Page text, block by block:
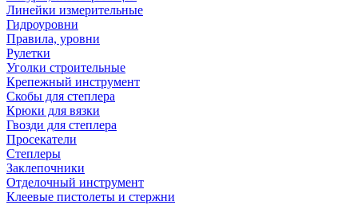
Линейки измерительные
Гидроуровни
Правила, уровни
Рулетки
Уголки строительные
Крепежный инструмент
Скобы для степлера
Крюки для вязки
Гвозди для степлера
Просекатели
Степлеры
Заклепочники
Отделочный инструмент
Клеевые пистолеты и стержни